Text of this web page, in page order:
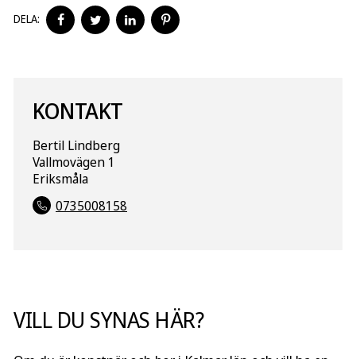
DELA:
DELA
PÅ
DELA
PÅ
DELA
PÅ
PÅ
KONTAKT
Bertil Lindberg
Vallmovägen 1
Eriksmåla
0735008158
VILL DU SYNAS HÄR?